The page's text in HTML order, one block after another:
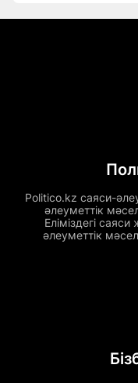
Politico.kz саяси-
әлеуметтік
Еліміздегі
әлеуметтік